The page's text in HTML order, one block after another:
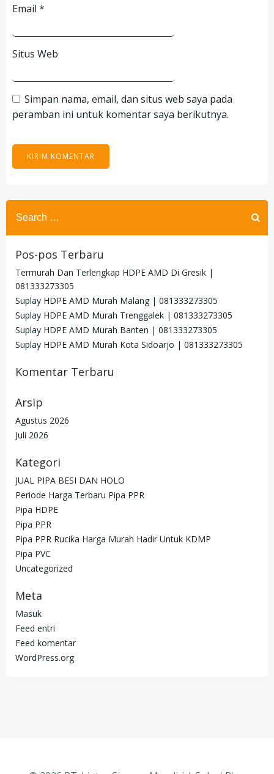
Email *
Situs Web
Simpan nama, email, dan situs web saya pada
peramban ini untuk komentar saya berikutnya.
Search
for:
Pos-pos Terbaru
Termurah Dan Terlengkap HDPE AMD Di Gresik |
081333273305
Suplay HDPE AMD Murah Malang | 081333273305
Suplay HDPE AMD Murah Trenggalek | 081333273305
Suplay HDPE AMD Murah Banten | 081333273305
Suplay HDPE AMD Murah Kota Sidoarjo | 081333273305
Komentar Terbaru
Arsip
Agustus 2026
Juli 2026
Kategori
JUAL PIPA BESI DAN HOLO
Periode Harga Terbaru Pipa PPR
Pipa HDPE
Pipa PPR
Pipa PPR Rucika Harga Murah Hadir Untuk KDMP
Pipa PVC
Uncategorized
Meta
Masuk
Feed entri
Feed komentar
WordPress.org